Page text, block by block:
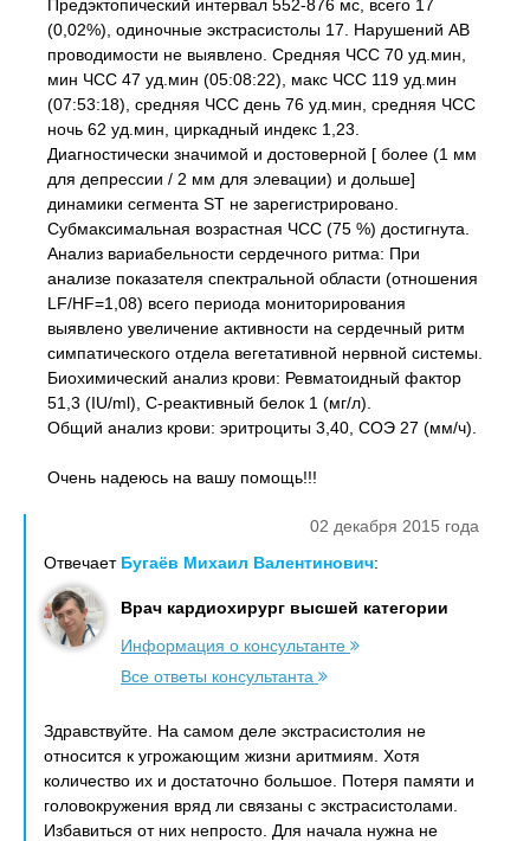
Предэктопический интервал 552-876 мс, всего 17
(0,02%), одиночные экстрасистолы 17. Нарушений AB
проводимости не выявлено. Средняя ЧСС 70 уд.мин,
мин ЧСС 47 уд.мин (05:08:22), макс ЧСС 119 уд.мин
(07:53:18), средняя ЧСС день 76 уд.мин, средняя ЧСС
ночь 62 уд.мин, циркадный индекс 1,23.
Диагностически значимой и достоверной [ более (1 мм
для депрессии / 2 мм для элевации) и дольше]
динамики сегмента ST не зарегистрировано.
Субмаксимальная возрастная ЧСС (75 %) достигнута.
Анализ вариабельности сердечного ритма: При
анализе показателя спектральной области (отношения
LF/HF=1,08) всего периода мониторирования
выявлено увеличение активности на сердечный ритм
симпатического отдела вегетативной нервной системы.
Биохимический анализ крови: Ревматоидный фактор
51,3 (IU/ml), C-реактивный белок 1 (мг/л).
Общий анализ крови: эритроциты 3,40, СОЭ 27 (мм/ч).
Очень надеюсь на вашу помощь!!!
02 декабря 2015 года
Отвечает Бугаёв Михаил Валентинович:
Врач кардиохирург высшей категории
Информация о консультанте
Все ответы консультанта
Здравствуйте. На самом деле экстрасистолия не
относится к угрожающим жизни аритмиям. Хотя
количество их и достаточно большое. Потеря памяти и
головокружения вряд ли связаны с экстрасистолами.
Избавиться от них непросто. Для начала нужна не